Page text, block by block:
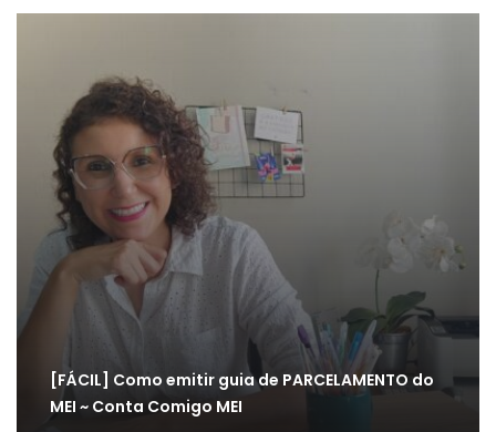
[FÁCIL] Como emitir guia de PARCELAMENTO do
MEI ~ Conta Comigo MEI